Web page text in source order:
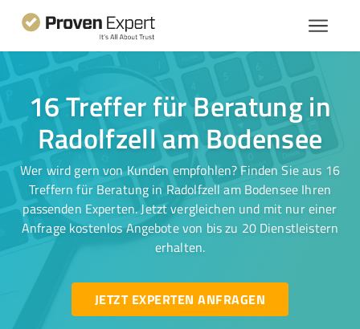
16 Treffer für Beratung in
Radolfzell am Bodensee
Wer wird gern von Kunden empfohlen? Finden Sie aus 16
Treffern für Beratung in Radolfzell am Bodensee Ihren
passenden Experten. Jetzt vergleichen und mit nur einer
Anfrage kostenlos Angebote von bis zu 20 Dienstleistern
erhalten.
JETZT EXPERTEN ANFRAGEN